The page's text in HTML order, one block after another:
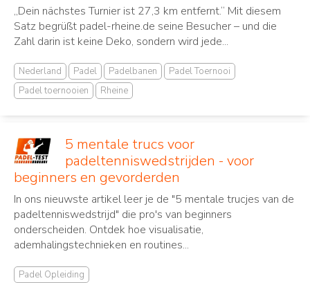
„Dein nächstes Turnier ist 27,3 km entfernt.“ Mit diesem
Satz begrüßt padel-rheine.de seine Besucher – und die
Zahl darin ist keine Deko, sondern wird jede...
Nederland Padel Padelbanen
Padel Toernooi
Padel toernooien
Rheine
5 mentale trucs voor
padeltenniswedstrijden - voor
beginners en gevorderden
In ons nieuwste artikel leer je de "5 mentale trucjes van de
padeltenniswedstrijd" die pro's van beginners
onderscheiden. Ontdek hoe visualisatie,
ademhalingstechnieken en routines...
Padel Opleiding